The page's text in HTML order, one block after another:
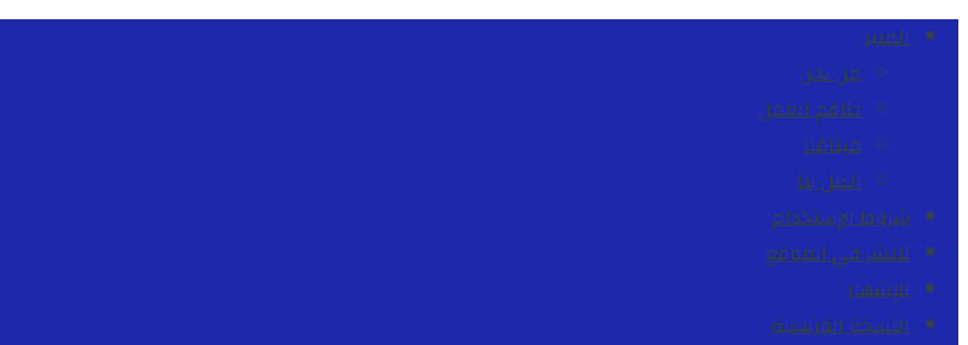
المنبر
من نحن
طاقم العمل
ميثاقنا
اتصل بنا
شروط الإستخدام
للنشر في الموقع
للإشهار
النسخة الفرنسية